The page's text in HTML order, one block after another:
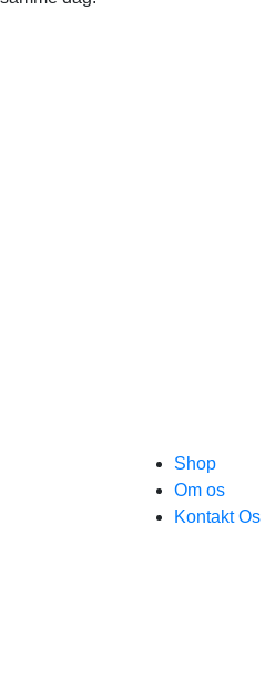
Shop
Om os
Kontakt Os